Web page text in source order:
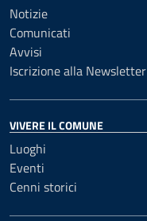
Notizie
Comunicati
Avvisi
Iscrizione alla Newsletter
VIVERE IL COMUNE
Luoghi
Eventi
Cenni storici